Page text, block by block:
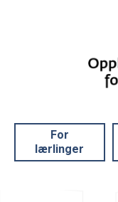
For
lærlinger